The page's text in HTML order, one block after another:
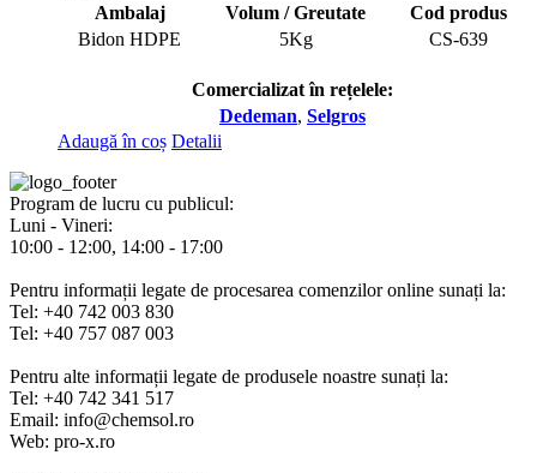
Ambalaj
Volum / Greutate
Cod produs
Bidon HDPE
5Kg CS-639
Comercializat în rețelele:
Dedeman, Selgros
Adaugă în coș Detalii
Program de lucru cu publicul:
Luni - Vineri:
10:00 - 12:00, 14:00 - 17:00
Pentru informații legate de procesarea comenzilor online sunați la:
Tel: +40 742 003 830
Tel: +40 757 087 003
Pentru alte informații legate de produsele noastre sunați la:
Tel: +40 742 341 517
Email: info@chemsol.ro
Web: pro-x.ro